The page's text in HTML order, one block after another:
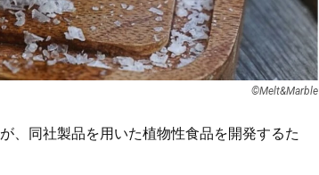
©︎Melt&Marble
が、同社製品を用いた植物性食品を開発するた